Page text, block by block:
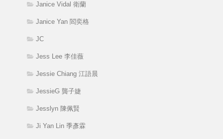
Janice Vidal 衛蘭
Janice Yan 閻奕格
JC
Jess Lee 李佳薇
Jessie Chiang 江語晨
JessieG 龔子婕
Jesslyn 陳佩賢
Ji Yan Lin 季彥霖